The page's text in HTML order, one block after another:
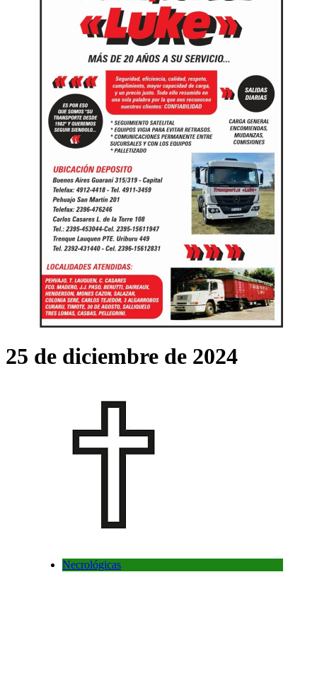
25 de diciembre de 2024
Necrológicas